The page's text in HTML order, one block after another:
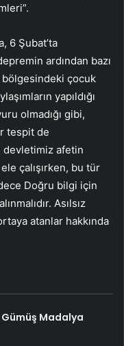
6 Şubat’ta
ardından bazı
bölgesindeki çocuk
yapıldığı
olmadığı gibi,
tespit de
devletimiz afetin
çalışırken, bu tür
Doğru bilgi için
Asılsız
atanlar hakkında
Madalya